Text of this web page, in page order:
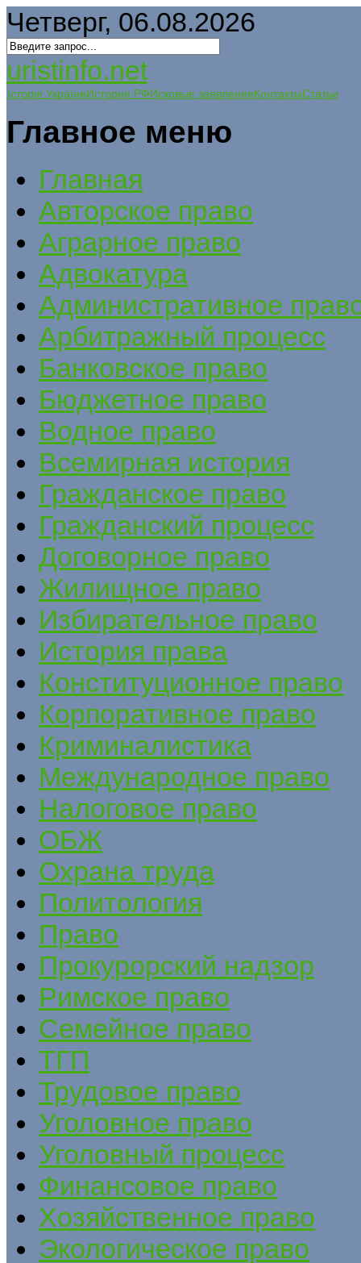
Четверг, 06.08.2026
uristinfo.net
Історія УкраїниИстория РФИсковые заявленияКонтактыСтатьи
Главное меню
Главная
Авторское право
Аграрное право
Адвокатура
Административное
Арбитражный процесс
Банковское право
Бюджетное право
Водное право
Всемирная история
Гражданское право
Гражданский процесс
Договорное право
Жилищное право
Избирательное право
История права
Конституционное право
Корпоративное право
Криминалистика
Международное право
Налоговое право
ОБЖ
Охрана труда
Политология
Право
Прокурорский надзор
Римское право
Семейное право
ТГП
Трудовое право
Уголовное право
Уголовный процесс
Финансовое право
Хозяйственное право
Экологическое право